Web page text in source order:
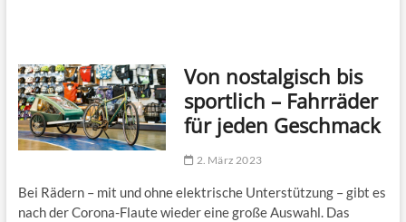
Von nostalgisch bis
sportlich – Fahrräder
für jeden Geschmack
2. März 2023
Bei Rädern – mit und ohne elektrische Unterstützung – gibt es
nach der Corona-Flaute wieder eine große Auswahl. Das